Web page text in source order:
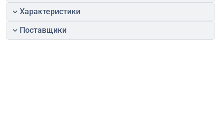
Характеристики
Поставщики